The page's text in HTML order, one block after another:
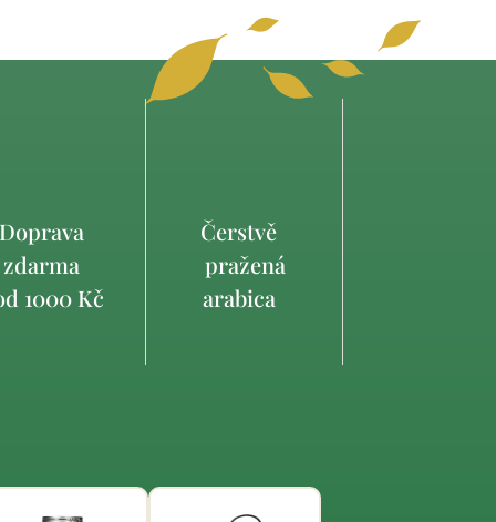
Doprava
zdarma
1000 Kč
Čerstvě
pražená
arabica